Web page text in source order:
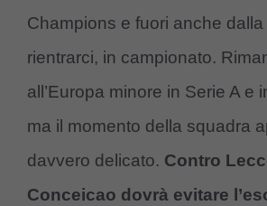
Champions e fuori anche
rientrarci, in campionato.
all’Europa minore in Serie A e
ma il momento della squadra
davvero delicato. Contro
Conceicao dovrà evitare